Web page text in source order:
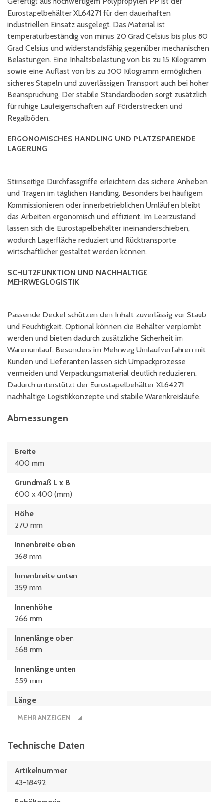
Eurostapelbehälter XL64271 für den dauerhaften
industriellen Einsatz ausgelegt. Das Material ist
temperaturbeständig von minus 20 Grad Celsius bis plus 80
Grad Celsius und widerstandsfähig gegenüber mechanischen
Belastungen. Eine Inhaltsbelastung von bis zu 15 Kilogramm
sowie eine Auflast von bis zu 300 Kilogramm ermöglichen
sicheres Stapeln und zuverlässigen Transport auch bei hoher
Beanspruchung. Der stabile Standardboden sorgt zusätzlich
für ruhige Laufeigenschaften auf Förderstrecken und
Regalböden.
ERGONOMISCHES HANDLING UND PLATZSPARENDE
LAGERUNG
Stirnseitige Durchfassgriffe erleichtern das sichere Anheben
und Tragen im täglichen Handling. Besonders bei häufigem
Kommissionieren oder innerbetrieblichen Umläufen bleibt
das Arbeiten ergonomisch und effizient. Im Leerzustand
lassen sich die Eurostapelbehälter ineinanderschieben,
wodurch Lagerfläche reduziert und Rücktransporte
wirtschaftlicher gestaltet werden können.
SCHUTZFUNKTION UND NACHHALTIGE
MEHRWEGLOGISTIK
Passende Deckel schützen den Inhalt zuverlässig vor Staub
und Feuchtigkeit. Optional können die Behälter verplombt
werden und bieten dadurch zusätzliche Sicherheit im
Warenumlauf. Besonders im Mehrweg Umlaufverfahren mit
Kunden und Lieferanten lassen sich Umpackprozesse
vermeiden und Verpackungsmaterial deutlich reduzieren.
Dadurch unterstützt der Eurostapelbehälter XL64271
nachhaltige Logistikkonzepte und stabile Warenkreisläufe.
Abmessungen
Breite
400 mm
Grundmaß L x B
600 x 400 (mm)
Höhe
270 mm
Innenbreite oben
368 mm
Innenbreite unten
359 mm
Innenhöhe
266 mm
Innenlänge oben
568 mm
Innenlänge unten
559 mm
Länge
MEHR ANZEIGEN
Technische Daten
Artikelnummer
43-18492